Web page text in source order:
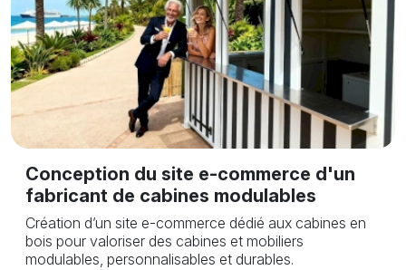
du site e-commerce d'un
de cabines modulables
d’un site e-commerce dédié aux cabines en
pour valoriser des cabines et mobiliers
personnalisables et durables.